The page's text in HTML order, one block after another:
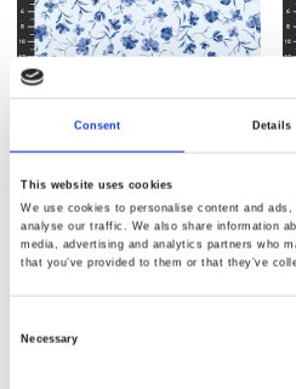
Consent Details
This website uses cookies
We use cookies to personalise content and
analyse our traffic. We also share information
media, advertising and analytics partners who
that you’ve provided to them or that they’ve
Necessary
Artikelnummer.: 24858-BLU-CTN-D
Indigo Heirloom - Digital